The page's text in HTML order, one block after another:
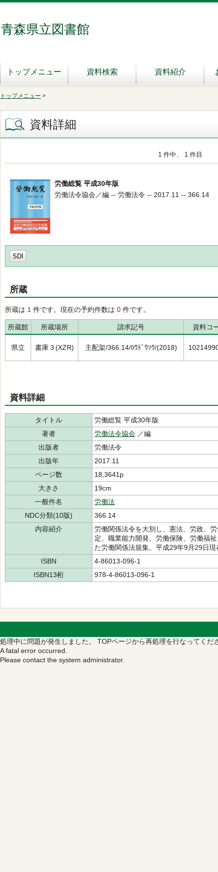
青森県立図書館
トップメニュー 資料検索 資料紹介
トップメニュー >
資料詳細
1 件中、 1 件目
労働総覧 平成30年版
労働法令協会／編 -- 労働法令 -- 2017.11 -- 366.14
SDI
所蔵
所蔵は 1 件です。現在の予約件数は 0 件です。
所蔵館 所蔵場所 請求記号 資料コ
県立 書庫３(XZR) 主配架/366.14/ﾛｳﾄﾞｳｿｳ/(2018)
資料詳細
タイトル
労働総覧 平成30年版
著者
労働法令協会 ／編
出版者
労働法令
出版年
2017.11
ページ数
18,3641p
大きさ
19cm
一般件名
労働法
NDC分類(10版)
366.14
内容紹介
労働関係法令を大別し、憲法、労政、
定、職業能力開発、労働保険、労働福
た労働関係法規集。平成29年9月29日
ISBN
4-86013-096-1
ISBN13桁
978-4-86013-096-1
処理中に問題が発生しました。 TOPページから再処理を行なってくだ
A fatal error occurred.
Please contact the system administrator.